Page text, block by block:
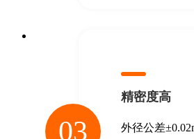
03
精密度高
外径公差